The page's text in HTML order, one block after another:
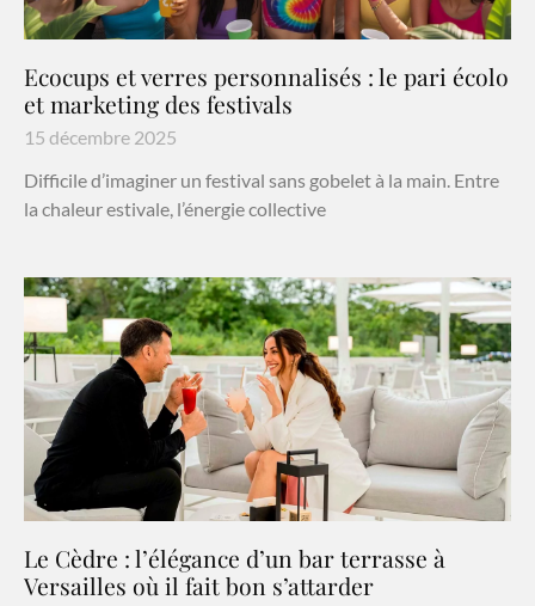
Ecocups et verres personnalisés : le pari écolo
et marketing des festivals
15 décembre 2025
Difficile d’imaginer un festival sans gobelet à la main. Entre
la chaleur estivale, l’énergie collective
Le Cèdre : l’élégance d’un bar terrasse à
Versailles où il fait bon s’attarder